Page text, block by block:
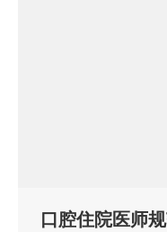
口腔住院医师